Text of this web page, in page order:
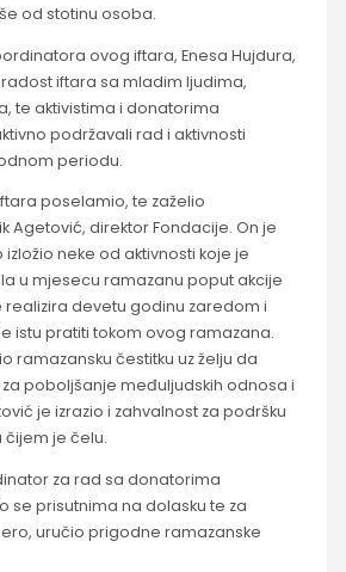
od stotinu osoba.
ovog iftara, Enesa Hujdura,
iftara sa mladim ljudima,
te aktivistima i donatorima
podržavali rad i aktivnosti
periodu.
poselamio, te zaželio
Agetović, direktor Fondacije. On je
neke od aktivnosti koje je
u mjesecu ramazanu poput akcije
realizira devetu godinu zaredom i
istu pratiti tokom ovog ramazana.
ramazansku čestitku uz želju da
poboljšanje međuljudskih odnosa i
je izrazio i zahvalnost za podršku
čijem je čelu.
za rad sa donatorima
se prisutnima na dolasku te za
uručio prigodne ramazanske